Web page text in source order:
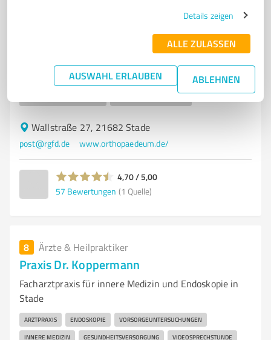
Details zeigen
ALLE ZULASSEN
AUSWAHL ERLAUBEN ABLEHNEN
Orthopädische Gemeinschaftspraxis Stade - Ihre
STADE HALTUNGSAPPARAT
BEWEGUNGSAPPARAT THERAPIE GESUNDHEIT
PATIENTENBETREUUNG REHABILITATION PRÄVENTION
Wallstraße 27, 21682 Stade
post@rgfd.de www.orthopaedeum.de/
4,70 / 5,00
57 Bewertungen (1 Quelle)
8 Ärzte & Heilpraktiker
Praxis Dr. Koppermann
Facharztpraxis für innere Medizin und Endoskopie in
Stade
ARZTPRAXIS ENDOSKOPIE VORSORGEUNTERSUCHUNGEN
INNERE MEDIZIN GESUNDHEITSVERSORGUNG VIDEOSPRECHSTUNDE